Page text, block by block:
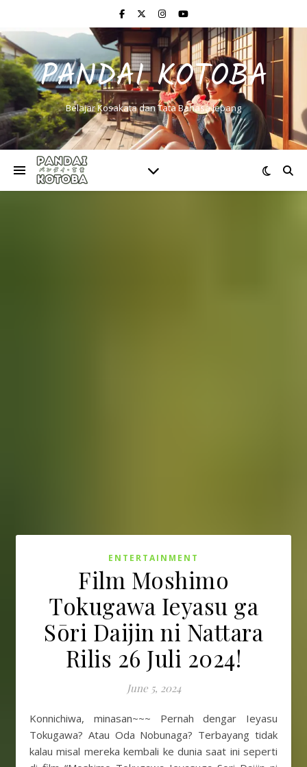
PANDAI KOTOBA
Belajar Kosakata dan Tata Bahasa Jepang
ENTERTAINMENT
Film Moshimo
Tokugawa Ieyasu ga
Sōri Daijin ni Nattara
Rilis 26 Juli 2024!
June 5, 2024
Konnichiwa, minasan~~~ Pernah dengar Ieyasu
Tokugawa? Atau Oda Nobunaga? Terbayang tidak
kalau misal mereka kembali ke dunia saat ini seperti